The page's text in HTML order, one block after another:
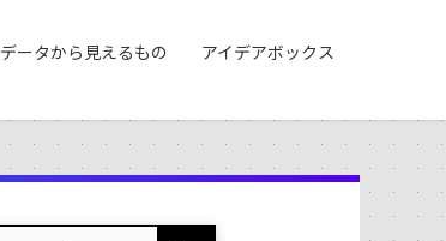
データから見えるもの アイデアボックス